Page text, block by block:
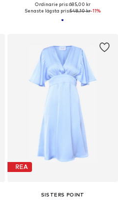
Ordinarie pris: 685,00 kr
Senaste lägsta pris:548,10 kr-11%
REA
SISTERS POINT